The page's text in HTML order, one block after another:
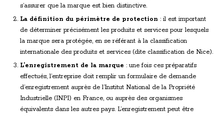
s’assurer que la marque est bien distinctive.
La définition du périmètre de protection : il est important
de déterminer précisément les produits et services pour lesquels
la marque sera protégée, en se référant à la classification
internationale des produits et services (dite classification de Nice).
L’enregistrement de la marque : une fois ces préparatifs
effectués, l’entreprise doit remplir un formulaire de demande
d’enregistrement auprès de l’Institut National de la Propriété
Industrielle (INPI) en France, ou auprès des organismes
équivalents dans les autres pays. L’enregistrement peut être